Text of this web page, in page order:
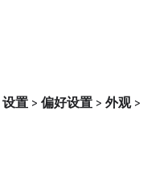
设置 > 偏好设置 > 外观>